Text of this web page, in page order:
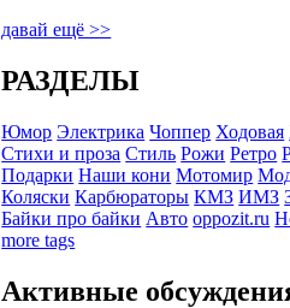
давай ещё >>
РАЗДЕЛЫ
Юмор Электрика Чоппер Ходовая
Стихи и проза Стиль Рожи Ретро
Подарки Наши кони Мотомир
Коляски Карбюраторы КМЗ ИМЗ
Байки про байки Авто oppozit.ru
more tags
Активные